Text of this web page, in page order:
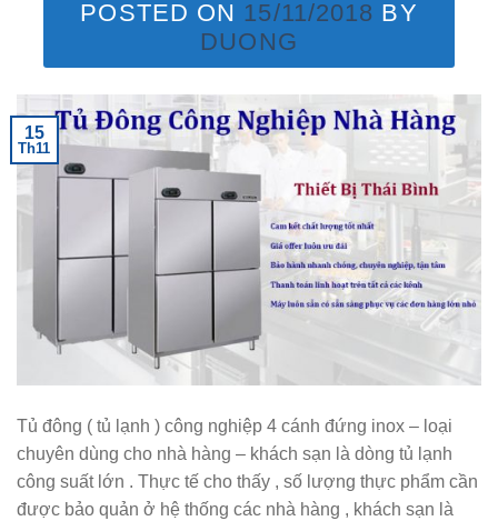
POSTED ON 15/11/2018 BY
DUONG
15
Th11
Tủ đông ( tủ lạnh ) công nghiệp 4 cánh đứng inox – loại
chuyên dùng cho nhà hàng – khách sạn là dòng tủ lạnh
công suất lớn . Thực tế cho thấy , số lượng thực phẩm cần
được bảo quản ở hệ thống các nhà hàng , khách sạn là